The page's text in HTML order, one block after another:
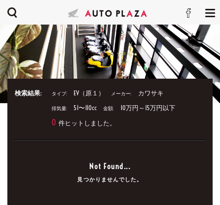
検索結果: タイプ: EV（原１） メーカー: カワサキ
排気量: 51〜110cc 金額: 10万円～15万円以下
0 件ヒットしました。
Not Found...
見つかりませんでした。